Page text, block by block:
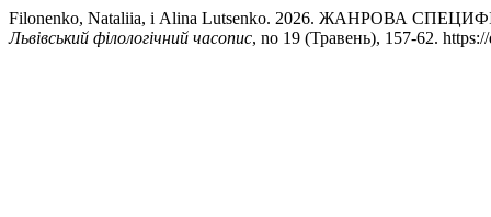
Filonenko, Nataliia, і Alina Lutsenko. 2026. ЖАНРОВА
Львівський філологічний часопис, no 19 (Травень), 157-62.